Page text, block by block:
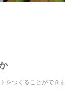
をつくることができま